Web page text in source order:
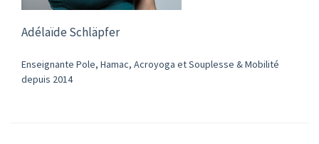
Adélaïde Schläpfer
Enseignante Pole, Hamac, Acroyoga et Souplesse & Mobilité
depuis 2014